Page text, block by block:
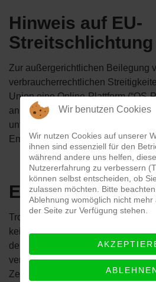
Hinweis auf EU-
Streitschlichtung
Zur außergerichtlichen Beilegung
verbraucherrechtlichen
Union eine Online-Plattform (“OS-
an die Sie sich wenden können.
unter
Emailadresse lautet:
Externe Links
Trotz sorgfältiger inhaltlicher
keine Haftung für die Inhalte
der verlinkten Seiten sind
verantwortlich. Alle hier
Zeichen und Grafiken können
Wir benutzen Cookies
Wir nutzen Cookies auf unserer
ihnen sind essenziell für den
während andere uns helfen,
Nutzererfahrung zu verbessern
können selbst entscheiden, ob
zulassen möchten. Bitte
Ablehnung womöglich nicht mehr
der Seite zur Verfügung stehen.